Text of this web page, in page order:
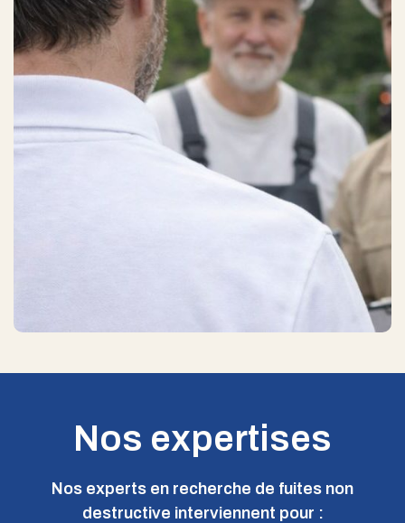
Nos expertises
Nos experts en recherche de fuites non
destructive interviennent pour :